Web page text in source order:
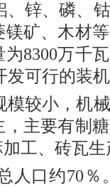
、锌、磷、
矿、木材
8300万千
可行的装
模较小，机
主要有制
工、砖瓦
人口约70％